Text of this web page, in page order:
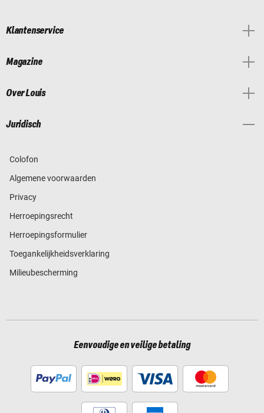
Klantenservice
Magazine
Over Louis
Juridisch
Colofon
Algemene voorwaarden
Privacy
Herroepingsrecht
Herroepingsformulier
Toegankelijkheidsverklaring
Milieubescherming
Eenvoudige en veilige betaling